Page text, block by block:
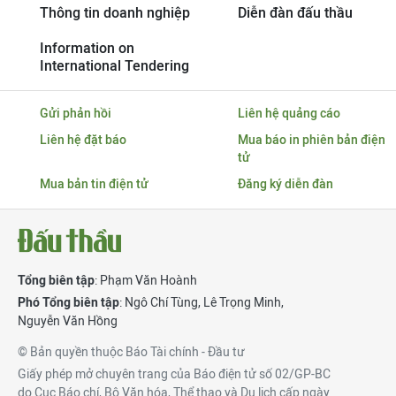
Thông tin doanh nghiệp Diễn đàn đấu thầu
Information on
International Tendering
Gửi phản hồi
Liên hệ quảng cáo
Liên hệ đặt báo
Mua báo in phiên bản điện
tử
Mua bản tin điện tử
Đăng ký diễn đàn
Tổng biên tập: Phạm Văn Hoành
Phó Tổng biên tập: Ngô Chí Tùng, Lê Trọng Minh,
Nguyễn Văn Hồng
© Bản quyền thuộc Báo Tài chính - Đầu tư
Giấy phép mở chuyên trang của Báo điện tử số 02/GP-BC
do Cục Báo chí, Bộ Văn hóa, Thể thao và Du lịch cấp ngày